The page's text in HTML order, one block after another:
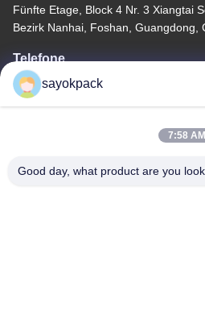
Fünfte Etage, Block 4 Nr. 3 Xiangtai
Bezirk Nanhai, Foshan, Guangdong,
Telefone
86-757-8660-5060
sayokpack
7:58 AM
Good day, what product are you